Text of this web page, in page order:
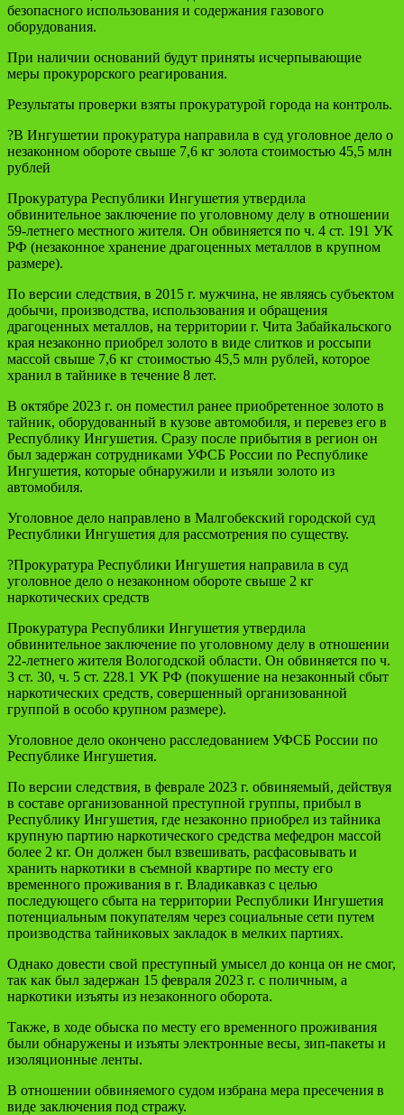
безопасного использования и содержания газового
оборудования.
При наличии оснований будут приняты исчерпывающие
меры прокурорского реагирования.
Результаты проверки взяты прокуратурой города на контроль.
?В Ингушетии прокуратура направила в суд уголовное дело о
незаконном обороте свыше 7,6 кг золота стоимостью 45,5 млн
рублей
Прокуратура Республики Ингушетия утвердила
обвинительное заключение по уголовному делу в отношении
59-летнего местного жителя. Он обвиняется по ч. 4 ст. 191 УК
РФ (незаконное хранение драгоценных металлов в крупном
размере).
По версии следствия, в 2015 г. мужчина, не являясь субъектом
добычи, производства, использования и обращения
драгоценных металлов, на территории г. Чита Забайкальского
края незаконно приобрел золото в виде слитков и россыпи
массой свыше 7,6 кг стоимостью 45,5 млн рублей, которое
хранил в тайнике в течение 8 лет.
В октябре 2023 г. он поместил ранее приобретенное золото в
тайник, оборудованный в кузове автомобиля, и перевез его в
Республику Ингушетия. Сразу после прибытия в регион он
был задержан сотрудниками УФСБ России по Республике
Ингушетия, которые обнаружили и изъяли золото из
автомобиля.
Уголовное дело направлено в Малгобекский городской суд
Республики Ингушетия для рассмотрения по существу.
?Прокуратура Республики Ингушетия направила в суд
уголовное дело о незаконном обороте свыше 2 кг
наркотических средств
Прокуратура Республики Ингушетия утвердила
обвинительное заключение по уголовному делу в отношении
22-летнего жителя Вологодской области. Он обвиняется по ч.
3 ст. 30, ч. 5 ст. 228.1 УК РФ (покушение на незаконный сбыт
наркотических средств, совершенный организованной
группой в особо крупном размере).
Уголовное дело окончено расследованием УФСБ России по
Республике Ингушетия.
По версии следствия, в феврале 2023 г. обвиняемый, действуя
в составе организованной преступной группы, прибыл в
Республику Ингушетия, где незаконно приобрел из тайника
крупную партию наркотического средства мефедрон массой
более 2 кг. Он должен был взвешивать, расфасовывать и
хранить наркотики в съемной квартире по месту его
временного проживания в г. Владикавказ с целью
последующего сбыта на территории Республики Ингушетия
потенциальным покупателям через социальные сети путем
производства тайниковых закладок в мелких партиях.
Однако довести свой преступный умысел до конца он не смог,
так как был задержан 15 февраля 2023 г. с поличным, а
наркотики изъяты из незаконного оборота.
Также, в ходе обыска по месту его временного проживания
были обнаружены и изъяты электронные весы, зип-пакеты и
изоляционные ленты.
В отношении обвиняемого судом избрана мера пресечения в
виде заключения под стражу.